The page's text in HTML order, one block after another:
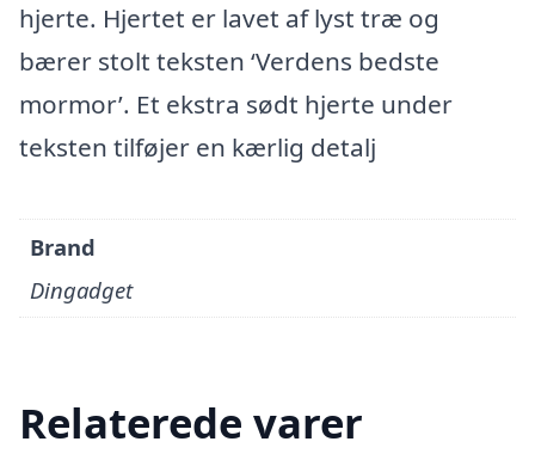
hjerte. Hjertet er lavet af lyst træ og
bærer stolt teksten ‘Verdens bedste
mormor’. Et ekstra sødt hjerte under
teksten tilføjer en kærlig detalj
Brand
Dingadget
Relaterede varer